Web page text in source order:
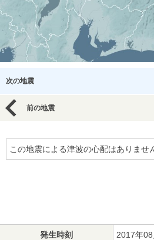
次の地震
前の地震
この地震による津波の心配はありませ
発生時刻 2017年